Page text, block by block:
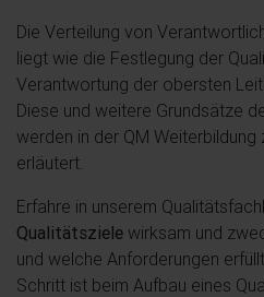
Die Verteilung von
liegt wie die Festlegung der
Verantwortung der obersten
Diese und weitere Grundsätze
werden in der QM
erläutert.
Erfahre in unserem
Qualitätsziele wirksam und
und welche Anforderungen
Schritt ist beim Aufbau eines